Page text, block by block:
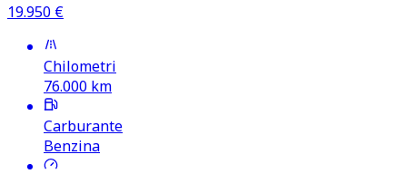
19.950 €
Chilometri
76.000 km
Carburante
Benzina